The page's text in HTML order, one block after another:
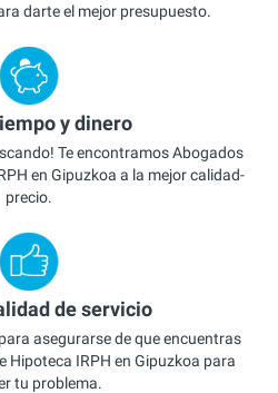
darte el mejor presupuesto.
y dinero
Te encontramos Abogados
en Gipuzkoa a la mejor calidad-
precio.
de servicio
asegurarse de que encuentras
Hipoteca IRPH en Gipuzkoa para
tu problema.